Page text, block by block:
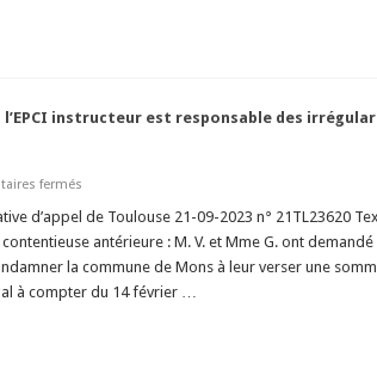
lotissement
instructeur est responsable des
ferméssur
d’urbanisme
l’EPCI
instructeur
est
responsable
d’appel de Toulouse 21-09-2023 n° 21TL23620
antérieure : M. V. et Mme G. ont demandé
la commune de Mons à leur verser une
à compter du 14 février …